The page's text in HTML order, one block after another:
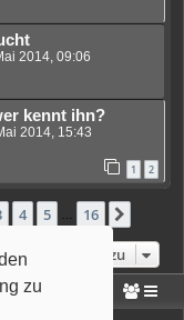
zu
2014, 09:06
kennt ihn?
2014, 15:43
1 2
164 5 16
Gehe zu